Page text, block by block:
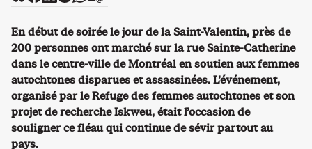
En début de soirée le jour de la Saint-Valentin, près de
200 personnes ont marché sur la rue Sainte-Catherine
dans le centre-ville de Montréal en soutien aux femmes
autochtones disparues et assassinées. L’événement,
organisé par le Refuge des femmes autochtones et son
projet de recherche Iskweu, était l’occasion de
souligner ce fléau qui continue de sévir partout au
pays.